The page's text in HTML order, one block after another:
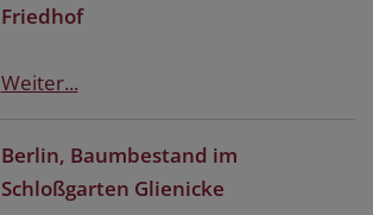
Friedhof
Weiter...
Berlin, Baumbestand im
Schloßgarten Glienicke